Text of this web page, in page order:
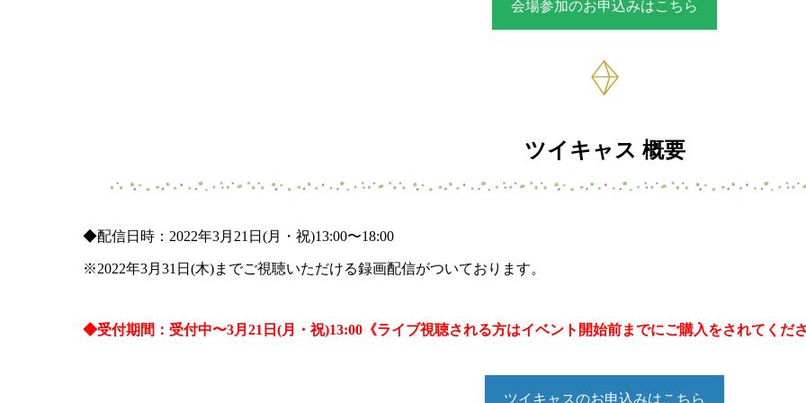
会場参加のお申込みはこちら
ツイキャス 概要
◆配信日時：2022年3月21日(月・祝)13:00〜18:00
※2022年3月31日(木)までご視聴いただける録画配信がついております。
◆受付期間：受付中〜3月21日(月・祝)13:00《ライブ視聴される方はイベント開始前までにご購入をされてくだ
ツイキャスのお申込みはこちら